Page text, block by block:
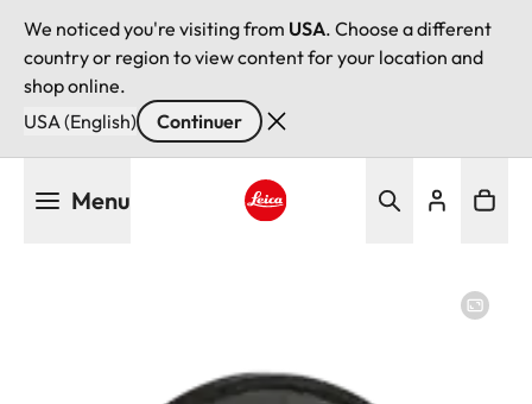
We noticed you're visiting from USA. Choose a different
country or region to view content for your location and
shop online.
USA (English)
Continuer
Menu